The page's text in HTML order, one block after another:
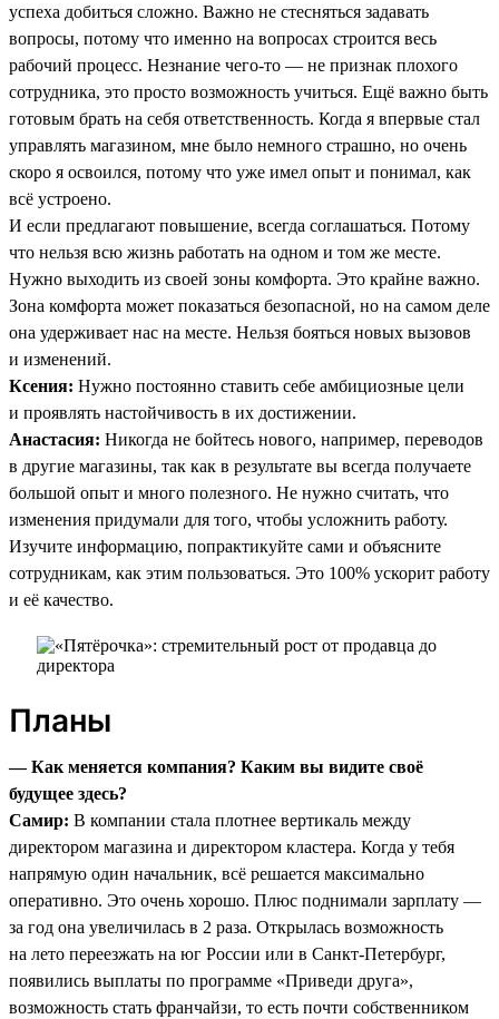
успеха добиться сложно. Важно не стесняться задавать
вопросы, потому что именно на вопросах строится весь
рабочий процесс. Незнание чего-то — не признак плохого
сотрудника, это просто возможность учиться. Ещё важно быть
готовым брать на себя ответственность. Когда я впервые стал
управлять магазином, мне было немного страшно, но очень
скоро я освоился, потому что уже имел опыт и понимал, как
всё устроено.
И если предлагают повышение, всегда соглашаться. Потому
что нельзя всю жизнь работать на одном и том же месте.
Нужно выходить из своей зоны комфорта. Это крайне важно.
Зона комфорта может показаться безопасной, но на самом деле
она удерживает нас на месте. Нельзя бояться новых вызовов
и изменений.
Ксения: Нужно постоянно ставить себе амбициозные цели
и проявлять настойчивость в их достижении.
Анастасия: Никогда не бойтесь нового, например, переводов
в другие магазины, так как в результате вы всегда получаете
большой опыт и много полезного. Не нужно считать, что
изменения придумали для того, чтобы усложнить работу.
Изучите информацию, попрактикуйте сами и объясните
сотрудникам, как этим пользоваться. Это 100% ускорит работу
и её качество.
Планы
— Как меняется компания? Каким вы видите своё
будущее здесь?
Самир: В компании стала плотнее вертикаль между
директором магазина и директором кластера. Когда у тебя
напрямую один начальник, всё решается максимально
оперативно. Это очень хорошо. Плюс поднимали зарплату —
за год она увеличилась в 2 раза. Открылась возможность
на лето переезжать на юг России или в Санкт-Петербург,
появились выплаты по программе «Приведи друга»,
возможность стать франчайзи, то есть почти собственником